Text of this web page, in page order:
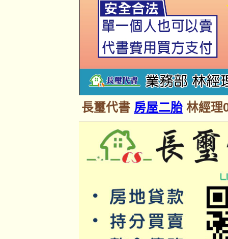
長璽代書 房屋二胎 林經理